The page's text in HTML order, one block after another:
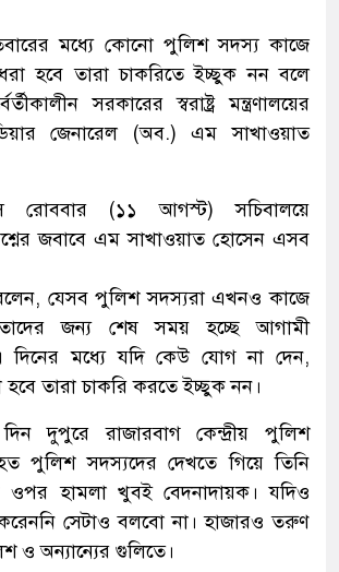
মধ্যে কোনো পুলিশ সদস্য কাজে
হবে তারা চাকরিতে ইচ্ছুক নন বলে
সরকারের স্বরাষ্ট্র মন্ত্রণালয়ের
জেনারেল (অব.) এম সাখাওয়াত
রোববার (১১ আগস্ট) সচিবালয়ে
জবাবে এম সাখাওয়াত হোসেন এসব
বলেন, যেসব পুলিশ সদস্যরা এখনও কাজে
জন্য শেষ সময় হচ্ছে আগামী
দিনের মধ্যে যদি কেউ যোগ না দেন,
হবে তারা চাকরি করতে ইচ্ছুক নন।
দুপুরে রাজারবাগ কেন্দ্রীয় পুলিশ
পুলিশ সদস্যদের দেখতে গিয়ে তিনি
ওপর হামলা খুবই বেদনাদায়ক। যদিও
সেটাও বলবো না। হাজারও তরুণ
ও অন্যান্যের গুলিতে।